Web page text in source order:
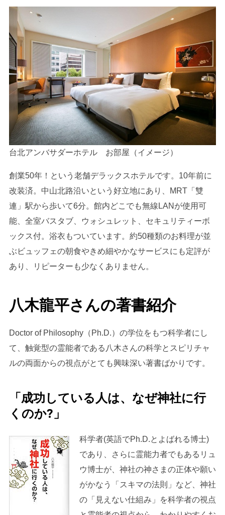
台北アンバサダーホテル お部屋（イメージ）
創業50年！という老舗デラックスホテルです。10年前に
改装済。中山北路沿いという好立地にあり、MRT「雙
連」駅から歩いて6分。館内どこでも無線LANが使用可
能、全室バスタブ、ウォシュレット、セキュリティーボ
ックス付。浴衣もついています。約50種類のお料理が並
ぶビュッフェの朝食やきめ細やかなサービスにも定評が
あり、リピーターも少なくありません。
八木龍平さんの著書紹介
Doctor of Philosophy（Ph.D.）の学位をもつ科学者にし
て、触覚型の霊能者である八木さんの科学とスピリチャ
ルの両面からの視点がとても興味深い著書ばかりです。
「成功している人は、なぜ神社に行
くのか?」
科学者(英語でPh.D.とよばれる博士)
であり、さらに霊能力者でもあるリュ
ウ博士が、神社の神さまの正体や願い
がかなう「スキマの法則」など、神社
の「見えない仕組み」を科学者の視点